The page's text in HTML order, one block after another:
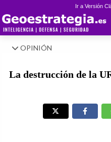
Ir a Versión
OPINIÓN
La destrucción de la